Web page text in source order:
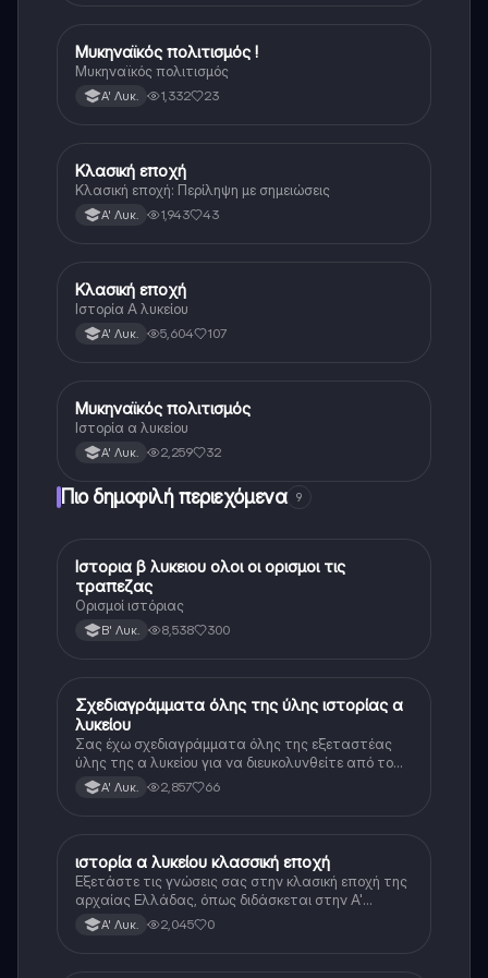
Ιστορία
Μυκηναϊκός πολιτισμός !
Μυκηναϊκός πολιτισμός
Α' Λυκ. 1,332 23
Ιστορία
Κλασική εποχή
Κλασική εποχή: Περίληψη με σημειώσεις
Α' Λυκ. 1,943 43
Ιστορία
Κλασική εποχή
Ιστορία Α λυκείου
Α' Λυκ. 5,604 107
Ιστορία
Μυκηναϊκός πολιτισμός
Ιστορία α λυκείου
Α' Λυκ. 2,259 32
Πιο δημοφιλή περιεχόμενα 9
Ιστορία
Ιστορια β λυκειου ολοι οι ορισμοι τις
τραπεζας
Ορισμοί ιστόριας
Β' Λυκ. 8,538 300
Ιστορία
Σχεδιαγράμματα όλης της ύλης ιστορίας α
λυκείου
Σας έχω σχεδιαγράμματα όλης της εξεταστέας
ύλης της α λυκείου για να διευκολυνθείτε από το
τεράστιο βάρος του βιβλίου
Α' Λυκ. 2,857 66
Ιστορία
ιστορία α λυκείου κλασσική εποχή
Εξετάστε τις γνώσεις σας στην κλασική εποχή της
αρχαίας Ελλάδας, όπως διδάσκεται στην Α'
Λυκείου.
Α' Λυκ. 2,045 0